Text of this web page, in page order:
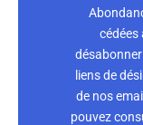
cédées
liens de
de nos
pouvez